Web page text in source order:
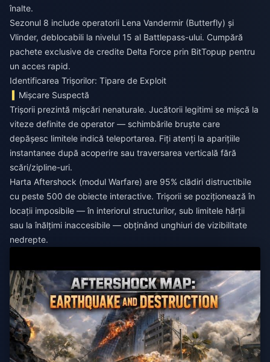
înalte.
Sezonul 8 include operatorii Lena Vandermir (Butterfly) și
Vlinder, deblocabili la nivelul 15 al Battlepass-ului. Cumpără
pachete exclusive de credite Delta Force prin BitTopup pentru
un acces rapid.
Identificarea Trișorilor: Tipare de Exploit
Mișcare Suspectă
Trișorii prezintă mișcări nenaturale. Jucătorii legitimi se mișcă la
viteze definite de operator — schimbările bruște care
depășesc limitele indică teleportarea. Fiți atenți la aparițiile
instantanee după acoperire sau traversarea verticală fără
scări/zipline-uri.
Harta Aftershock (modul Warfare) are 95% clădiri distructibile
cu peste 500 de obiecte interactive. Trișorii se poziționează în
locații imposibile — în interiorul structurilor, sub limitele hărții
sau la înălțimi inaccesibile — obținând unghiuri de vizibilitate
nedrepte.